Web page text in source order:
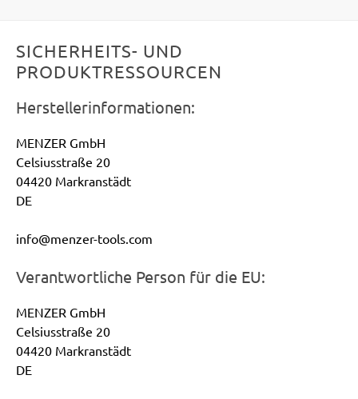
SICHERHEITS- UND
PRODUKTRESSOURCEN
Herstellerinformationen:
MENZER GmbH
Celsiusstraße 20
04420 Markranstädt
DE
info@menzer-tools.com
Verantwortliche Person für die EU:
MENZER GmbH
Celsiusstraße 20
04420 Markranstädt
DE